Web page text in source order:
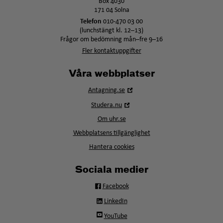
171 04 Solna
Telefon 010-470 03 00
(lunchstängt kl. 12–13)
Frågor om bedömning mån–fre 9–16
Fler kontaktuppgifter
Våra webbplatser
Antagning.se
Studera.nu
fönster
Om uhr.se
Webbplatsens tillgänglighet
Hantera cookies
Sociala medier
Facebook
LinkedIn
YouTube